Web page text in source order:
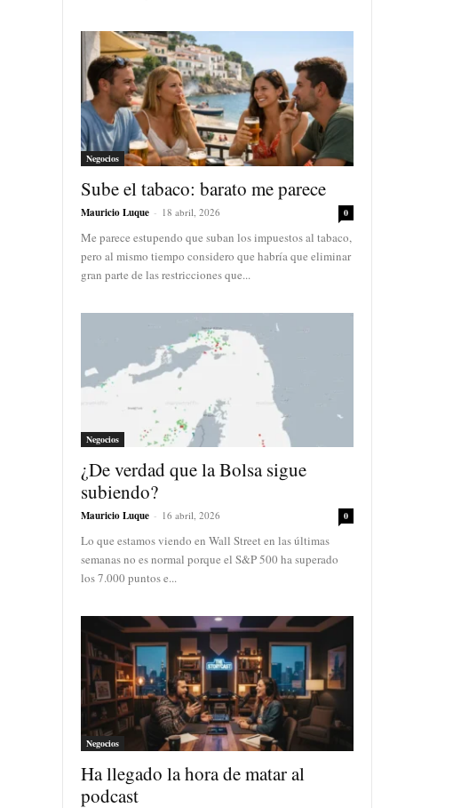
Negocios
Sube el tabaco: barato me parece
Mauricio Luque - 18 abril, 2026 0
Me parece estupendo que suban los impuestos al tabaco,
pero al mismo tiempo considero que habría que eliminar
gran parte de las restricciones que...
Negocios
¿De verdad que la Bolsa sigue
subiendo?
Mauricio Luque - 16 abril, 2026 0
Lo que estamos viendo en Wall Street en las últimas
semanas no es normal porque el S&P 500 ha superado
los 7.000 puntos e...
Negocios
Ha llegado la hora de matar al
podcast